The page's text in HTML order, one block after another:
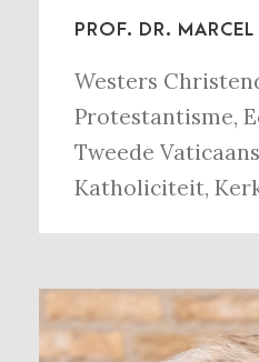
PROF. DR. MARCEL
Westers
Protestantisme,
Tweede
Katholiciteit,